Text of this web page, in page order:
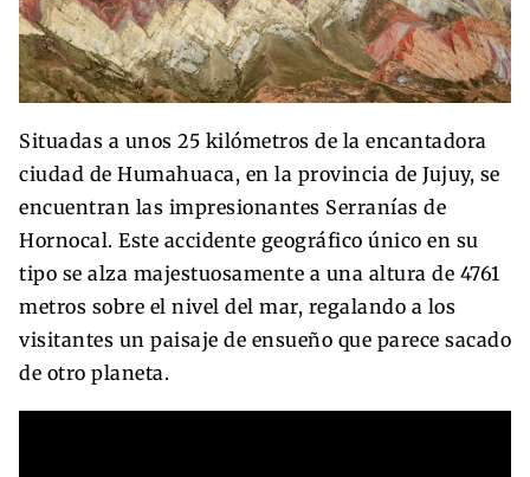
Situadas a unos 25 kilómetros de la encantadora
ciudad de Humahuaca, en la provincia de Jujuy, se
encuentran las impresionantes Serranías de
Hornocal. Este accidente geográfico único en su
tipo se alza majestuosamente a una altura de 4761
metros sobre el nivel del mar, regalando a los
visitantes un paisaje de ensueño que parece sacado
de otro planeta.